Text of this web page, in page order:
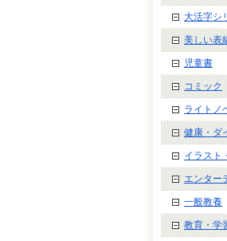
大活字シ
美しい表
児童書
コミック
ライトノ
健康・ダ
イラスト
エンター
一般教養
教育・学